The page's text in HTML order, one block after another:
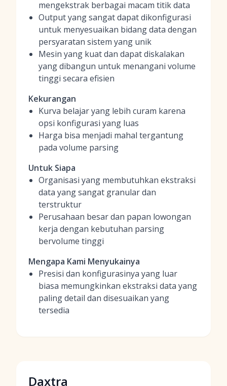
mengekstrak berbagai macam titik data
Output yang sangat dapat dikonfigurasi
untuk menyesuaikan bidang data dengan
persyaratan sistem yang unik
Mesin yang kuat dan dapat diskalakan
yang dibangun untuk menangani volume
tinggi secara efisien
Kekurangan
Kurva belajar yang lebih curam karena
opsi konfigurasi yang luas
Harga bisa menjadi mahal tergantung
pada volume parsing
Untuk Siapa
Organisasi yang membutuhkan ekstraksi
data yang sangat granular dan
terstruktur
Perusahaan besar dan papan lowongan
kerja dengan kebutuhan parsing
bervolume tinggi
Mengapa Kami Menyukainya
Presisi dan konfigurasinya yang luar
biasa memungkinkan ekstraksi data yang
paling detail dan disesuaikan yang
tersedia
Daxtra